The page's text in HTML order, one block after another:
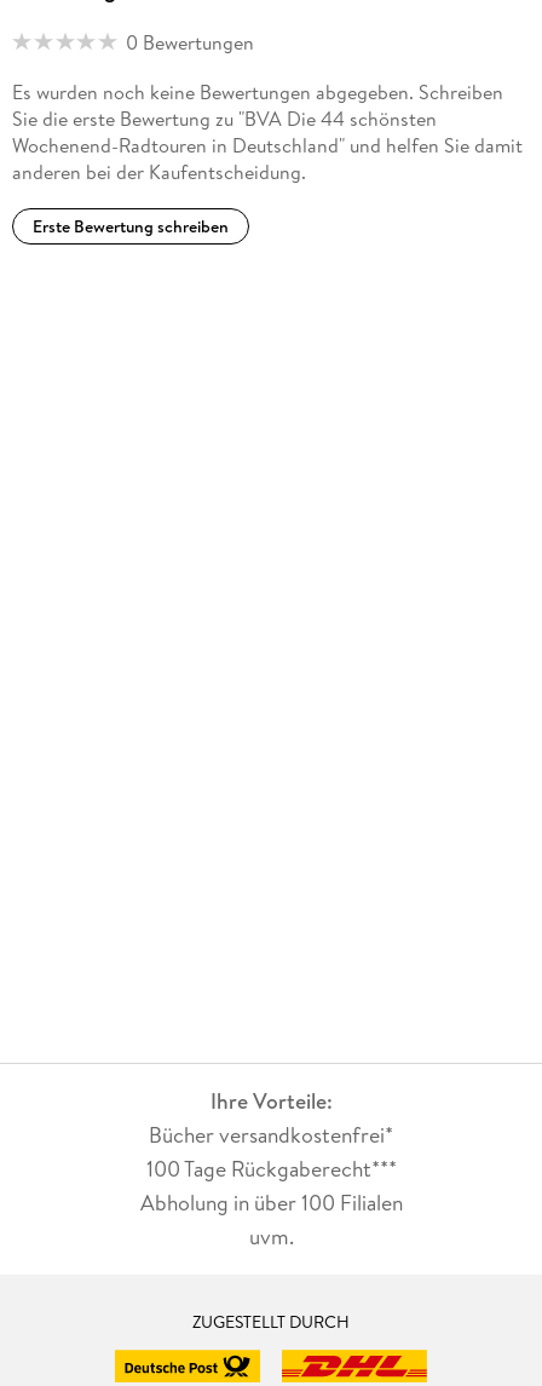
0 Bewertungen
Es wurden noch keine Bewertungen abgegeben. Schreiben
Sie die erste Bewertung zu "BVA Die 44 schönsten
Wochenend-Radtouren in Deutschland" und helfen Sie damit
anderen bei der Kaufentscheidung.
Erste Bewertung schreiben
Ihre Vorteile:
Bücher versandkostenfrei*
100 Tage Rückgaberecht***
Abholung in über 100 Filialen
uvm.
ZUGESTELLT DURCH